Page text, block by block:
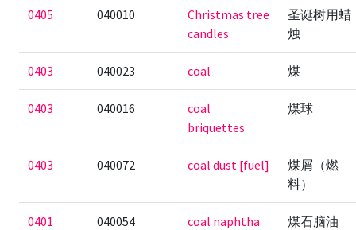
0405 040010
Christmas tree
candles
圣诞树用蜡
烛
0403 040023 coal 煤
0403 040016
coal
briquettes
煤球
0403 040072 coal dust [fuel]
煤屑（燃
料）
0401 040054 coal naphtha 煤石脑油